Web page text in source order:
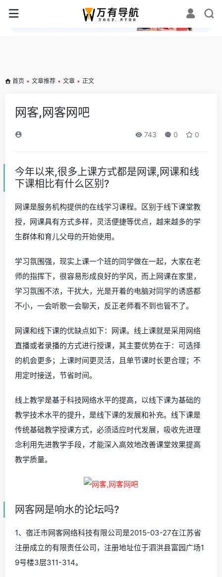
✕
首页 • 文章推荐 • 文章 • 正文
网客,网客网吧
743 0 0
今年以来,很多上课方式都是网课,网课和线
下课相比有什么区别?
网课是服务机构提供的在线学习课程。区别于线下课堂教
授，网课具有方式多样，灵活便捷等优点，越来越多的学
生群体和育儿父母的开始使用。
学习氛围强，现实上课一个班的同学做在一起，大家在老
师的指挥下，很容易形成良好的学风，而上网课在家里，
学习氛围不浓，干扰大，光是开着的电脑对同学的诱惑都
不小，一会听歌一会聊天，反正老师看不到也管不了。
网课和线下课的优缺点如下：网课。线上课就是采用网络
直播或者录播的方式进行授课，其主要优势在于：可选择
的机会更多；上课时间更灵活，且单节课时长更合理；不
用定时接送，节省时间。
线上教学是基于科技网络水平的提高，以线下课为基础的
教学技术水平的提升，是线下课的发展和补充。线下课是
传统基础教学授课方式，必须适应时代发展，吸收先进理
念利用先进教学手段，才能深入高效地改善课堂效果提高
教学质量。
网客网是响水的论坛吗?
1、宿迁市网客网络科技有限公司是2015-03-27在江苏省
注册成立的有限责任公司，注册地址位于泗洪县富园广场1
9号楼3层311-314。